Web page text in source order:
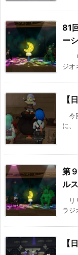
81
ー
リ
ジオ
【
今
に、
第
ル
リ
ラジ
【